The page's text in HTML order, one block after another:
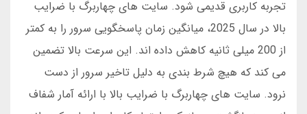
تجربه کاربری قدیمی شود. سایت های چهاربرگ با ضرایب
بالا در سال 2025، میانگین زمان پاسخگویی سرور را به کمتر
از 200 میلی ثانیه کاهش داده اند. این سرعت بالا تضمین
می کند که هیچ شرط بندی به دلیل تاخیر سرور از دست
نرود. سایت های چهاربرگ با ضرایب بالا با ارائه آمار شفاف